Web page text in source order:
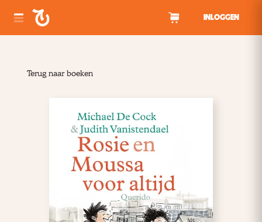
INLOGGEN
Terug naar boeken